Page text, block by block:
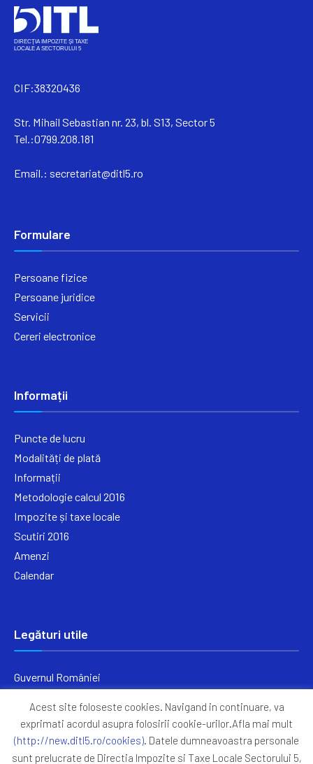
CIF:38320436
Str. Mihail Sebastian nr. 23, bl. S13, Sector 5
Tel.:0799.208.181
Email.: secretariat@ditl5.ro
Formulare
Persoane fizice
Persoane juridice
Servicii
Cereri electronice
Informații
Puncte de lucru
Modalități de plată
Informații
Metodologie calcul 2016
Impozite și taxe locale
Scutiri 2016
Amenzi
Calendar
Legături utile
Guvernul României
Primăria Sectorul 5
ANAF
Acest site foloseste cookies. Navigand in continuare, va
exprimati acordul asupra folosirii cookie-urilor.Afla mai mult
(http://new.ditl5.ro/cookies). Datele dumneavoastra personale
sunt prelucrate de Directia Impozite si Taxe Locale Sectorului 5,